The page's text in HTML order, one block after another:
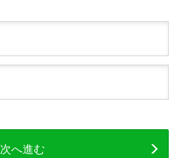
次へ進む